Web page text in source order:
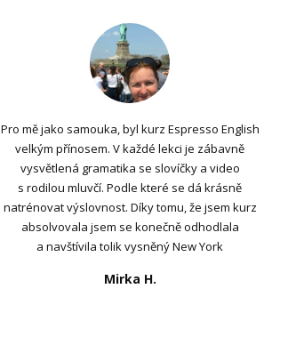
Pro mě jako samouka, byl kurz Espresso English
velkým přínosem. V každé lekci je zábavně
vysvětlená gramatika se slovíčky a video
s rodilou mluvčí. Podle které se dá krásně
natrénovat výslovnost. Díky tomu, že jsem kurz
absolvovala jsem se konečně odhodlala
a navštívila tolik vysněný New York
Mirka H.